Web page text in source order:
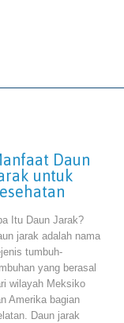
Daun
untuk
Itu Daun Jarak?
jarak adalah nama
tumbuh-
yang berasal
wilayah Meksiko
Amerika bagian
Daun jarak